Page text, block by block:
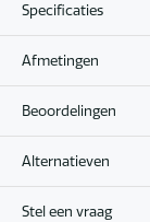
Specificaties
Afmetingen
Beoordelingen
Alternatieven
Stel een vraag